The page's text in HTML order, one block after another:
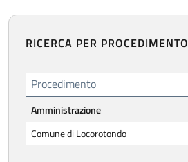
RICERCA PER PROCEDIMENTO
Procedimento
Amministrazione